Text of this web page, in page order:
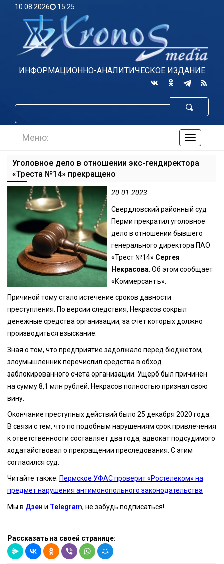
10.08.2026 15:25
ИНФОРМАЦИОННО-АНАЛИТИЧЕСКОЕ ИЗДАНИЕ
по
Меню:
Уголовное дело в отношении экс-гендиректора
«Треста №14» прекращено
20.01.2023
Свердловский районный суд
Перми прекратил уголовное
дело в отношении бывшего
генерального директора ПАО
«Трест №14» Сергея
Некрасова . Об этом сообщает
«Коммерсантъ».
Причиной тому стало истечение сроков давности
преступления. По версии следствия, Некрасов сокрыл
денежные средства организации, за счет которых должно
производиться взыскание.
Зная о том, что предприятие задолжало перед бюджетом,
злоумышленник перечислил средства в обход
заблокированного счета организации. Ущерб был причинен
на сумму 8,1 млн рублей. Некрасов полностью признал свою
вину.
Окончание преступных действий было 25 декабря 2020 года.
В связи с тем, что по подобным нарушениям срок привлечения
к ответственности составляет два года, адвокат подсудимого
ходатайствовал о прекращении преследования. С этим
согласился суд.
Читайте также: Пермское УФАС проверит «Ростелеком» на
предмет нарушения антимонопольного законодательства
Мы в Дзен и Telegram, не забудь подписаться!
Рассказать на своей странице: